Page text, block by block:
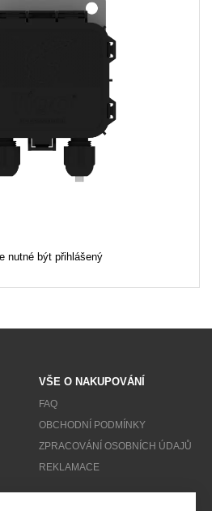
nutné být přihlášený
VŠE O NAKUPOVÁNÍ
FAQ
OBCHODNÍ PODMÍNKY
ZPRACOVÁNÍ OSOBNÍCH ÚDAJŮ
REKLAMACE